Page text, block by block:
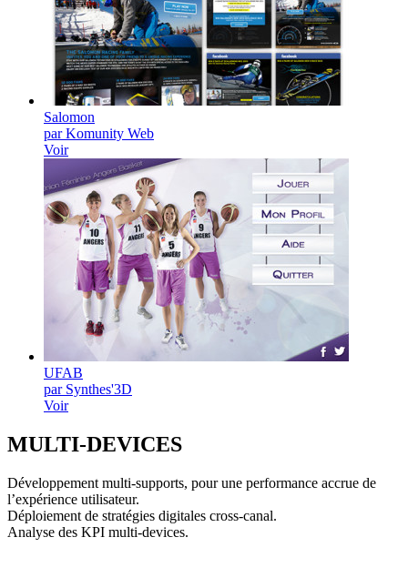
Salomon
par Komunity Web
Voir
UFAB
par Synthes'3D
Voir
MULTI-DEVICES
Développement multi-supports, pour une performance accrue de
l’expérience utilisateur.
Déploiement de stratégies digitales cross-canal.
Analyse des KPI multi-devices.